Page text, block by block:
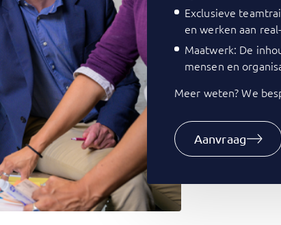
Exclusieve
en werken aan
Maatwerk: De
mensen en
Meer weten? We
Aanvraag